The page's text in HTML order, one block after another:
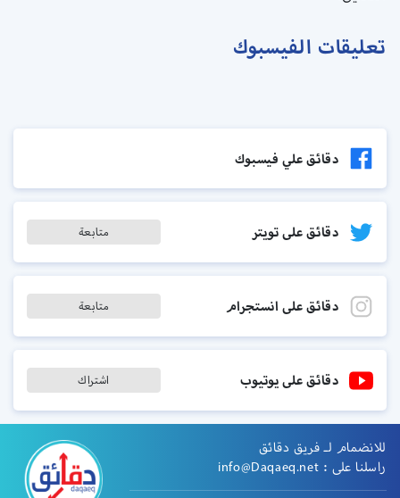
تعليقات الفيسبوك
دقائق علي فيسبوك
دقائق على تويتر متابعة
دقائق على انستجرام متابعة
دقائق على يوتيوب اشتراك
للانضمام لـ فريق دقائق
راسلنا على : info@Daqaeq.net